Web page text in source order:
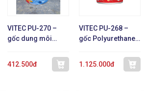
VITEC PU-270 –
gốc dung môi
412.500đ
VITEC PU-268 –
gốc Polyurethane 1
1.125.000đ